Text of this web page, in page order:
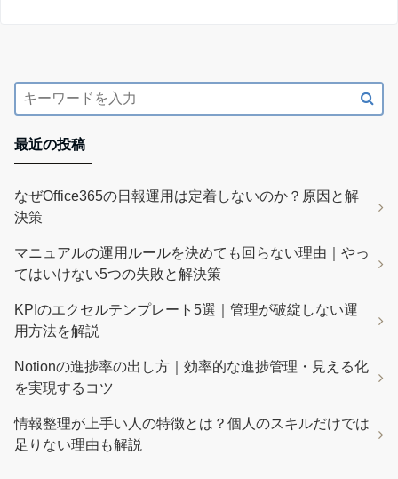
最近の投稿
なぜOffice365の日報運用は定着しないのか？原因と解
決策
マニュアルの運用ルールを決めても回らない理由｜やっ
てはいけない5つの失敗と解決策
KPIのエクセルテンプレート5選｜管理が破綻しない運
用方法を解説
Notionの進捗率の出し方｜効率的な進捗管理・見える化
を実現するコツ
情報整理が上手い人の特徴とは？個人のスキルだけでは
足りない理由も解説